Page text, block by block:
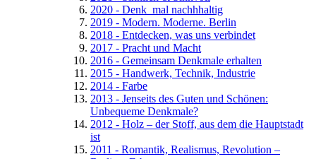
2020 - Denk_mal nachhhaltig
2019 - Modern. Moderne. Berlin
2018 - Entdecken, was uns verbindet
2017 - Pracht und Macht
2016 - Gemeinsam Denkmale erhalten
2015 - Handwerk, Technik, Industrie
2014 - Farbe
2013 - Jenseits des Guten und Schönen:
Unbequeme Denkmale?
2012 - Holz – der Stoff, aus dem die Hauptstadt
ist
2011 - Romantik, Realismus, Revolution –